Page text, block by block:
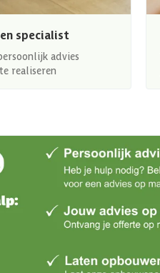
specialist
advies
realiseren